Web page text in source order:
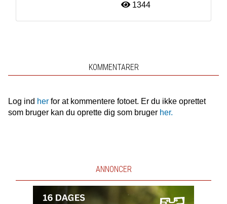
1344
KOMMENTARER
Log ind herfor at kommentere fotoet. Er du ikke oprettet
som bruger kan du oprette dig som bruger her.
ANNONCER